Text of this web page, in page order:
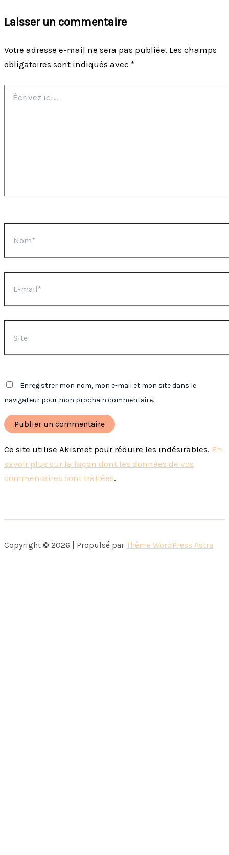
Laisser un commentaire
Votre adresse e-mail ne sera pas publiée. Les champs
obligatoires sont indiqués avec *
ici…
mail*
Enregistrer mon nom, mon e-mail et mon site dans le
navigateur pour mon prochain commentaire.
Ce site utilise Akismet pour réduire les indésirables. En
savoir plus sur la façon dont les données de vos
commentaires sont traitées.
Copyright © 2026 | Propulsé par Thème WordPress Astra